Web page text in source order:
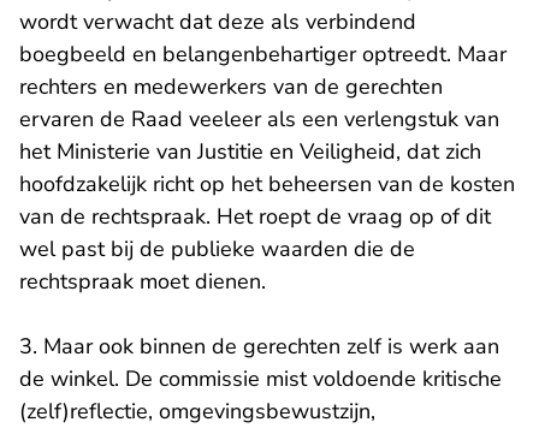
wordt verwacht dat deze als verbindend
boegbeeld en belangenbehartiger optreedt. Maar
rechters en medewerkers van de gerechten
ervaren de Raad veeleer als een verlengstuk van
het Ministerie van Justitie en Veiligheid, dat zich
hoofdzakelijk richt op het beheersen van de kosten
van de rechtspraak. Het roept de vraag op of dit
wel past bij de publieke waarden die de
rechtspraak moet dienen.
3. Maar ook binnen de gerechten zelf is werk aan
de winkel. De commissie mist voldoende kritische
(zelf)reflectie, omgevingsbewustzijn,